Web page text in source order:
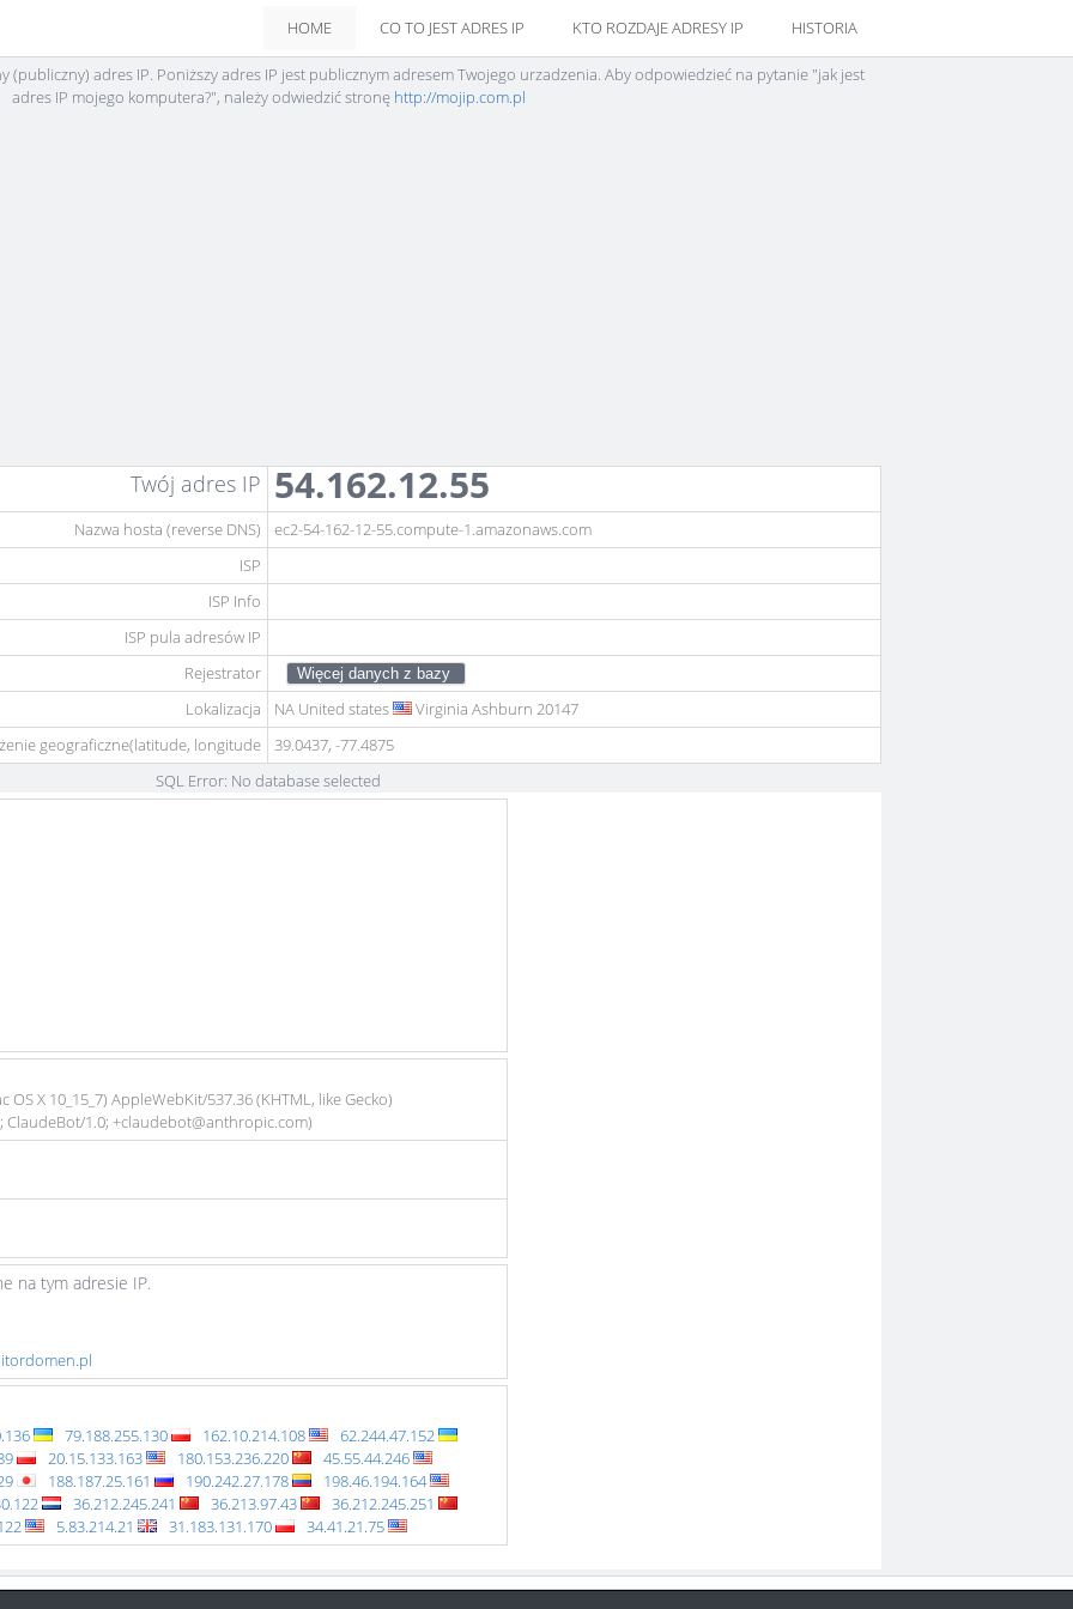
HOME CO TO JEST ADRES IP KTO ROZDAJE ADRESY IP HISTORIA
(publiczny) adres IP. Poniższy adres IP jest publicznym adresem Twojego urzadzenia. Aby odpowiedzieć na pytanie "jak jest
adres IP mojego komputera?", należy odwiedzić stronę http://mojip.com.pl
Twój adres IP 54.162.12.55
Nazwa hosta (reverse DNS)
ec2-54-162-12-55.compute-1.amazonaws.com
ISP
ISP Info
ISP pula adresów IP
Rejestrator
Lokalizacja
NA United states
Virginia Ashburn 20147
geograficzne(latitude, longitude
39.0437, -77.4875
SQL Error: No database selected
X 10_15_7) AppleWebKit/537.36 (KHTML, like Gecko)
ClaudeBot/1.0; +claudebot@anthropic.com)
na tym adresie IP.
79.188.255.130 162.10.214.108
62.244.47.152
20.15.133.163 180.153.236.220
45.55.44.246
188.187.25.161 190.242.27.178
198.46.194.164
36.212.245.241 36.213.97.43
36.212.245.251
5.83.214.21 31.183.131.170 34.41.21.75